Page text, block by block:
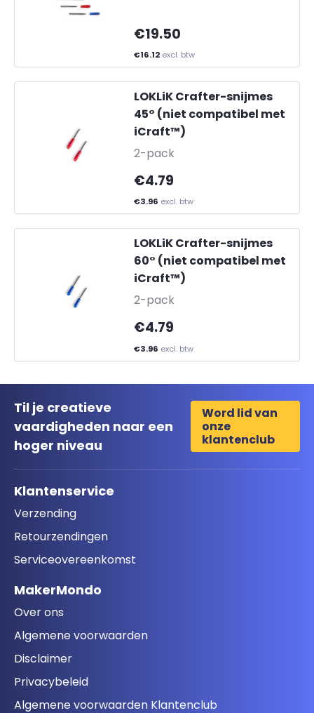
€19.50
€16.12 excl. btw
LOKLiK Crafter-snijmes
45° (niet compatibel met
iCraft™)
2-pack
€4.79
€3.96 excl. btw
LOKLiK Crafter-snijmes
60° (niet compatibel met
iCraft™)
2-pack
€4.79
€3.96 excl. btw
Til je creatieve
vaardigheden naar een
hoger niveau
Word lid van
onze
klantenclub
Klantenservice
Verzending
Retourzendingen
Serviceovereenkomst
MakerMondo
Over ons
Algemene voorwaarden
Disclaimer
Privacybeleid
Algemene voorwaarden Klantenclub